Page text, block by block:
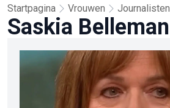
Startpagina Vrouwen Journalisten
Saskia Belleman